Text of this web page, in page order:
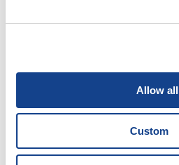
Allow all
Custom
výslovným souhlasem
obžalovaného. V tomto
nová lhůta k podání odvolání
odvolání bylo vzato zpět.
Řízení o odvolání
Řízení u soudu prvního stupně